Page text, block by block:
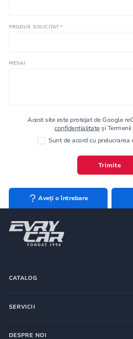
PRODUS SOLICITAT *
MESAJ
Acest site este protejat de Google
confidențialitateși Termenii
Sunt de acord cu
Trimite
Aveți o întrebare
CATALOG
SERVICII
DESPRE NOI